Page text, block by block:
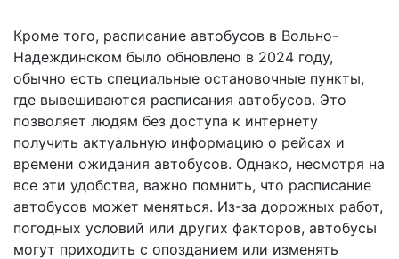
Кроме того, расписание автобусов в Вольно-
Надеждинском было обновлено в 2024 году,
обычно есть специальные остановочные пункты,
где вывешиваются расписания автобусов. Это
позволяет людям без доступа к интернету
получить актуальную информацию о рейсах и
времени ожидания автобусов. Однако, несмотря на
все эти удобства, важно помнить, что расписание
автобусов может меняться. Из-за дорожных работ,
погодных условий или других факторов, автобусы
могут приходить с опозданием или изменять